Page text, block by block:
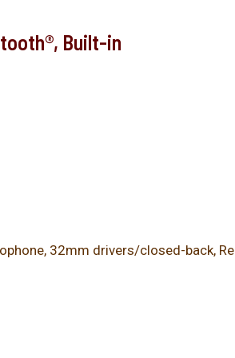
Built-in
32mm drivers/closed-back,